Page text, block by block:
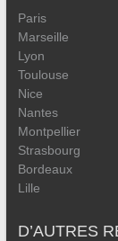
Paris
Marseille
Lyon
Toulouse
Nice
Nantes
Montpellier
Strasbourg
Bordeaux
Lille
D’AUTRES